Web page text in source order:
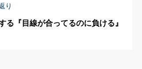
り
る『目線が合ってるのに負ける』